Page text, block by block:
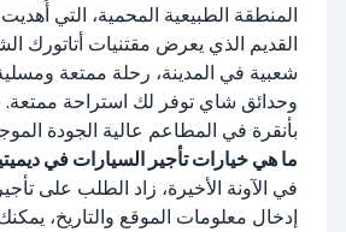
المنطقة الطبيعية المحمية، التي
شعبية في المدينة، رحلة ممتعة
بأنقرة في المطاعم عالية الجودة
ما هي خيارات تأجير السيارات في
إدخال معلومات الموقع والتاريخ،